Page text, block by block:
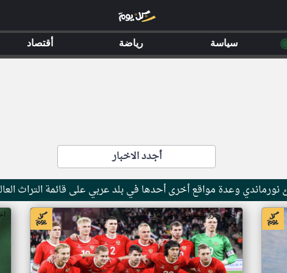
أجدد الاخبار
وعدة مواقع أخرى أحدها في بلد عربي على قائمة التراث
اخبار جزر القمر من ار تي عربي
سياسة رياضة أقتصاد